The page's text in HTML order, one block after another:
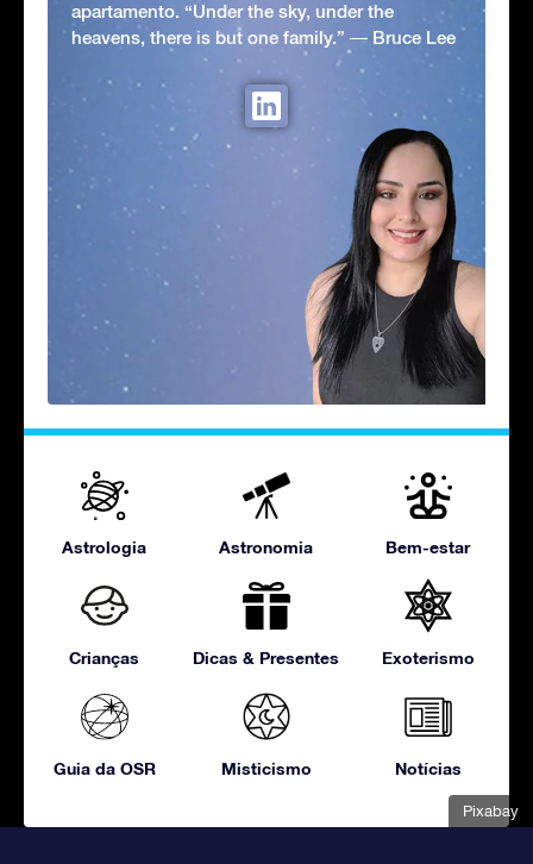
Pixabay
apartamento. “Under the sky, under the
heavens, there is but one family.” ― Bruce Lee
Astrologia Astronomia Bem-estar
Crianças Dicas & Presentes Exoterismo
Guia da OSR Misticismo Notícias